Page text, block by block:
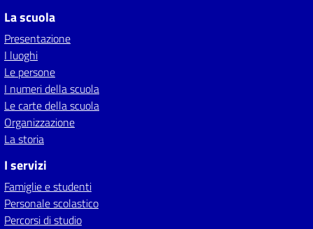
La scuola
Presentazione
I luoghi
Le persone
I numeri della scuola
Le carte della scuola
Organizzazione
La storia
I servizi
Famiglie e studenti
Personale scolastico
Percorsi di studio